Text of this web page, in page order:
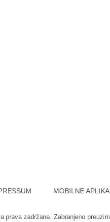
MOBILNE
prava zadržana. Zabranjeno